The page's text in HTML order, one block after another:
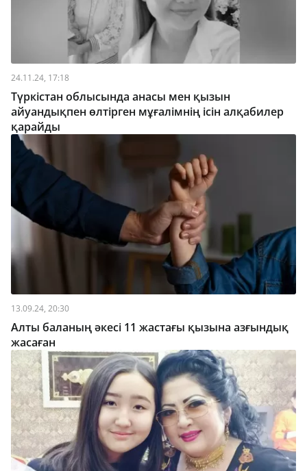
24.11.24, 17:18
Түркістан облысында анасы мен қызын
айуандықпен өлтірген мұғалімнің ісін алқабилер
қарайды
13.09.24, 20:30
Алты баланың әкесі 11 жастағы қызына азғындық
жасаған